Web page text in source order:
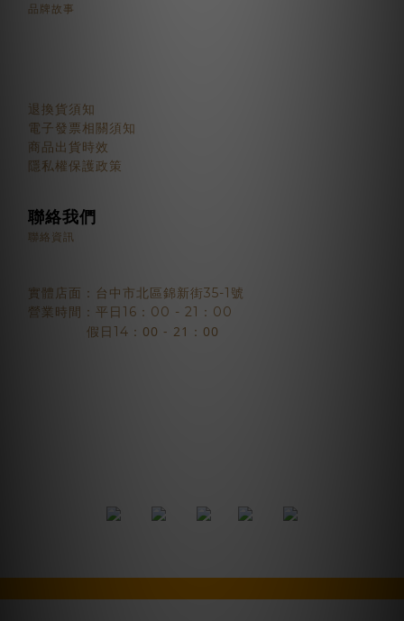
品牌故事
退換貨須知
電子發票相關須知
商品出貨時效
隱私權保護政策
聯絡我們
聯絡資訊
實體店面：台中市北區錦新街35-1號
營業時間：平日16：00 - 21：00
假日14 ：00 - 21：00